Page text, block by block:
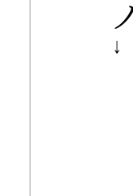
変形テーブル
↓